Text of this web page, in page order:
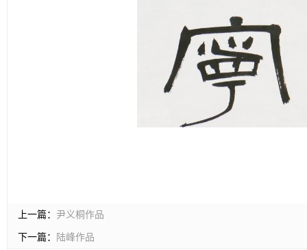
上一篇： 尹义桐作品
下一篇： 陆峰作品